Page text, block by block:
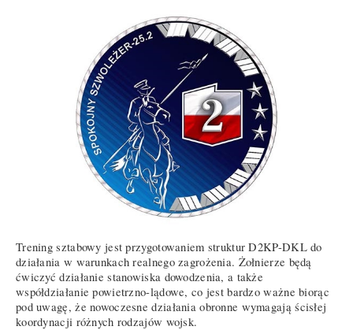
Trening sztabowy jest przygotowaniem struktur D2KP-DKL do
działania w warunkach realnego zagrożenia. Żołnierze będą
ćwiczyć działanie stanowiska dowodzenia, a także
współdziałanie powietrzno-lądowe, co jest bardzo ważne biorąc
pod uwagę, że nowoczesne działania obronne wymagają ścisłej
koordynacji różnych rodzajów wojsk.